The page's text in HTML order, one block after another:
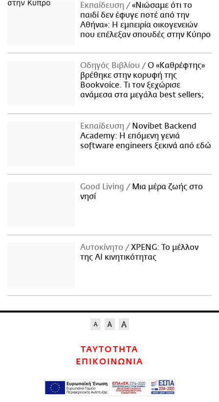
Εκπαίδευση
«Νιώσαμε ότι το
παιδί δεν έφυγε ποτέ από την
Αθήνα»: Η εμπειρία οικογενειών
που επέλεξαν σπουδές στην Κύπρο
Οδηγός Βιβλίου
Ο «Καθρέφτης»
βρέθηκε στην κορυφή της
Bookvoice. Τι τον ξεχώρισε
ανάμεσα στα μεγάλα best sellers;
Εκπαίδευση
Novibet Backend
Academy: Η επόμενη γενιά
software engineers ξεκινά από εδώ
Good Living
Μια μέρα ζωής στο
νησί
Αυτοκίνητο
XPENG: Το μέλλον
της AI κινητικότητας
ΤΑΥΤΟΤΗΤΑ
ΕΠΙΚΟΙΝΩΝΙΑ